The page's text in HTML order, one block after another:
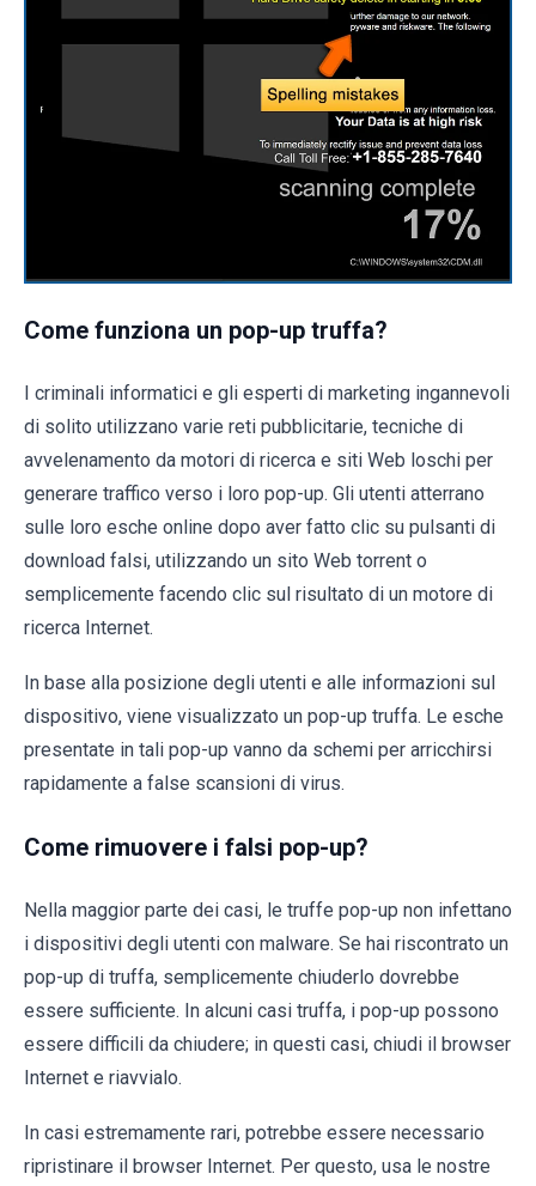
Come funziona un pop-up truffa?
I criminali informatici e gli esperti di marketing ingannevoli
di solito utilizzano varie reti pubblicitarie, tecniche di
avvelenamento da motori di ricerca e siti Web loschi per
generare traffico verso i loro pop-up. Gli utenti atterrano
sulle loro esche online dopo aver fatto clic su pulsanti di
download falsi, utilizzando un sito Web torrent o
semplicemente facendo clic sul risultato di un motore di
ricerca Internet.
In base alla posizione degli utenti e alle informazioni sul
dispositivo, viene visualizzato un pop-up truffa. Le esche
presentate in tali pop-up vanno da schemi per arricchirsi
rapidamente a false scansioni di virus.
Come rimuovere i falsi pop-up?
Nella maggior parte dei casi, le truffe pop-up non infettano
i dispositivi degli utenti con malware. Se hai riscontrato un
pop-up di truffa, semplicemente chiuderlo dovrebbe
essere sufficiente. In alcuni casi truffa, i pop-up possono
essere difficili da chiudere; in questi casi, chiudi il browser
Internet e riavvialo.
In casi estremamente rari, potrebbe essere necessario
ripristinare il browser Internet. Per questo, usa le nostre